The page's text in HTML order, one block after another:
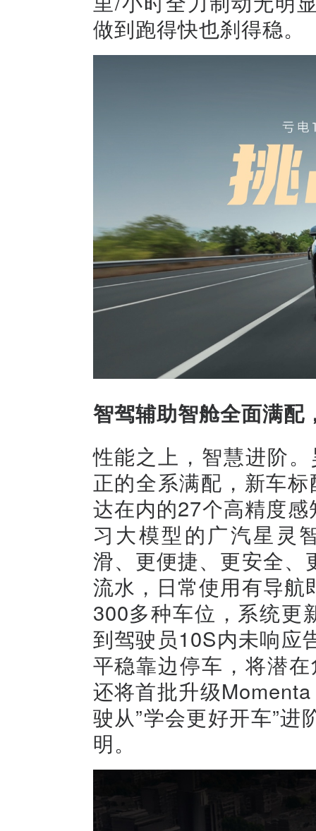
做到跑得快也刹得稳。
智驾辅助智舱全面满配
性能之上，智慧进阶
正的全系满配，新车
达在内的27个高精度
习大模型的广汽星灵
滑、更便捷、更安全
流水，日常使用有导
300多种车位，系统更
到驾驶员10S内未响应
平稳靠边停车，将潜
还将首批升级
驶从”学会更好开车”进
明。